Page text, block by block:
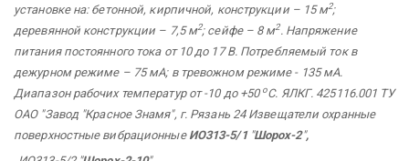
установке на: бетонной, кирпичной, конструкции – 15 м2;
деревянной конструкции – 7,5 м2; сейфе – 8 м2. Напряжение
питания постоянного тока от 10 до 17 В. Потребляемый ток в
дежурном режиме – 75 мА; в тревожном режиме - 135 мА.
Диапазон рабочих температур от -10 до +50 оС. ЯЛКГ. 425116.001 ТУ
ОАО "Завод "Красное Знамя", г. Рязань 24 Извещатели охранные
поверхностные вибрационные ИО313-5/1 "Шорох-2",